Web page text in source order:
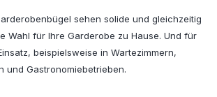
sehen solide und gleichzeitig
Wahl für Ihre Garderobe zu Hause. Und für
beispielsweise in Wartezimmern,
und Gastronomiebetrieben.